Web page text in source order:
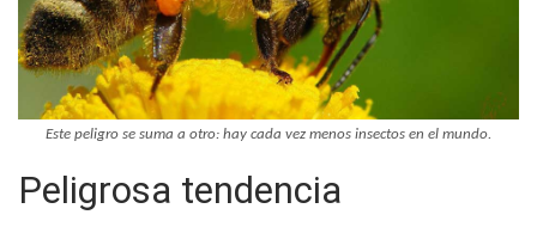
Este peligro se suma a otro: hay cada vez menos insectos en el mundo.
Peligrosa tendencia